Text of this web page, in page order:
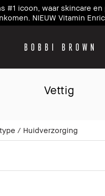
#1 icoon, waar skincare en
NIEUW Vitamin
Base+
Vettig
Huidverzorging